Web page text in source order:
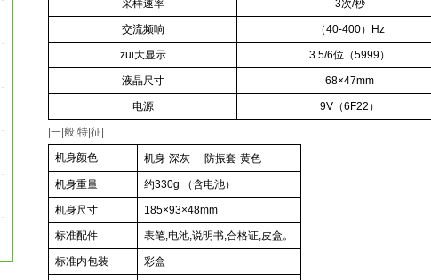
采样速率 3次/秒
交流频响 （40-400）Hz
zui大显示 3 5/6位 （5999）
液晶尺寸 68×47mm
电源 9V（6F22）
一|般|特|征|
机身颜色 机身-深灰 防振套-黄色
机身重量 约330g （含电池）
机身尺寸 185×93×48mm
标准配件 表笔,电池,说明书,合格证,皮盒。
标准内包装 彩盒